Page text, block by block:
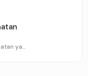
ya...